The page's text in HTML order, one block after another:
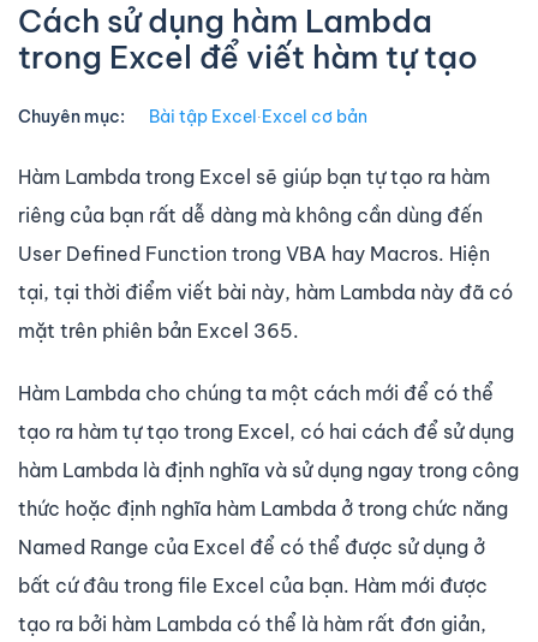
Cách sử dụng hàm Lambda
trong Excel để viết hàm tự tạo
Chuyên mục: Bài tập Excel∙Excel cơ bản
Hàm Lambda trong Excel sẽ giúp bạn tự tạo ra hàm
riêng của bạn rất dễ dàng mà không cần dùng đến
User Defined Function trong VBA hay Macros. Hiện
tại, tại thời điểm viết bài này, hàm Lambda này đã có
mặt trên phiên bản Excel 365.
Hàm Lambda cho chúng ta một cách mới để có thể
tạo ra hàm tự tạo trong Excel, có hai cách để sử dụng
hàm Lambda là định nghĩa và sử dụng ngay trong công
thức hoặc định nghĩa hàm Lambda ở trong chức năng
Named Range của Excel để có thể được sử dụng ở
bất cứ đâu trong file Excel của bạn. Hàm mới được
tạo ra bởi hàm Lambda có thể là hàm rất đơn giản,